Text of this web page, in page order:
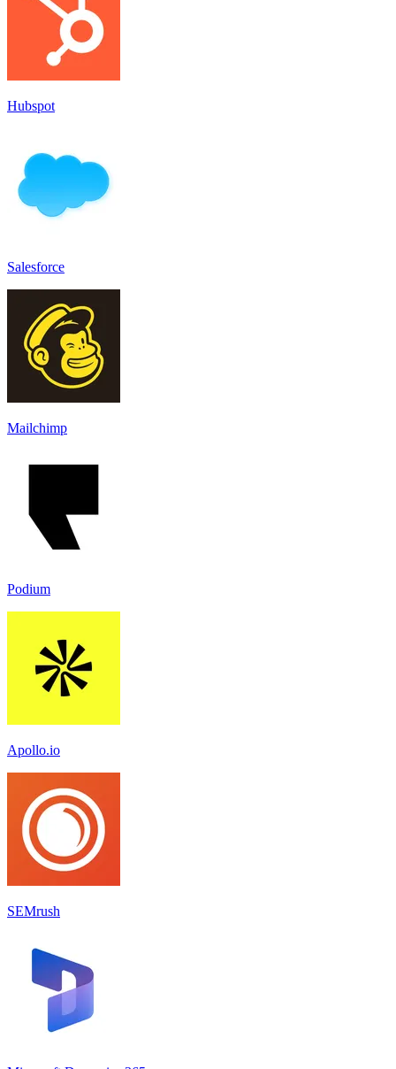
Hubspot
Salesforce
Mailchimp
Podium
Apollo.io
SEMrush